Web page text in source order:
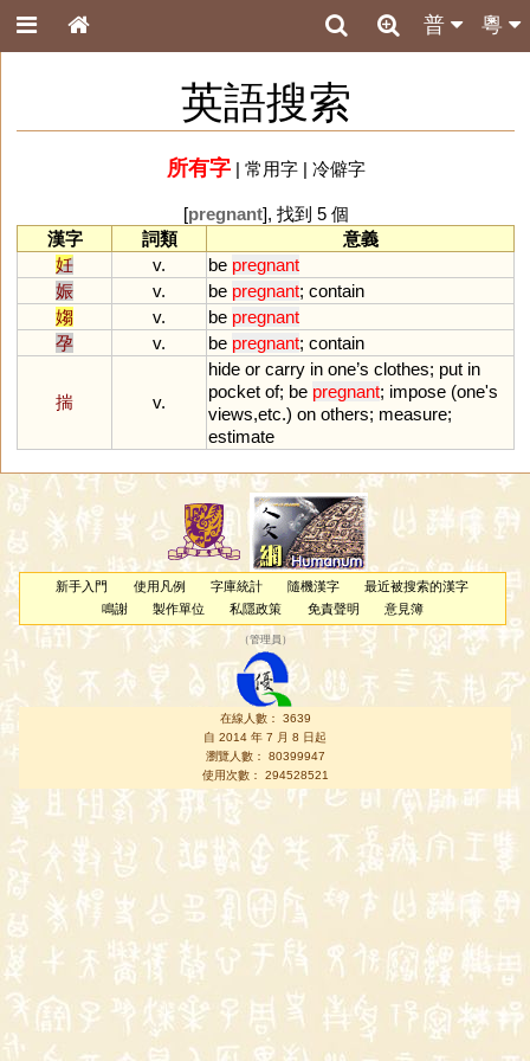
粵
普
英語搜索
所有字| 常用字| 冷僻字
[pregnant], 找到 5 個
漢字
詞類
意義
妊
v. be pregnant
娠
v. be pregnant; contain
媰
v. be pregnant
孕
v. be pregnant; contain
揣 v.
hide or carry in one’s clothes; put in
pocket of; be pregnant; impose (one's
views,etc.) on others; measure;
estimate
新手入門 使用凡例 字庫統計 隨機漢字
最近被搜索的漢字
鳴謝
製作單位 私隱政策 免責聲明 意見簿
（管理員 ）
在線人數： 3639
自 2014 年 7 月 8 日起
瀏覽人數： 80399947
使用次數： 294528521